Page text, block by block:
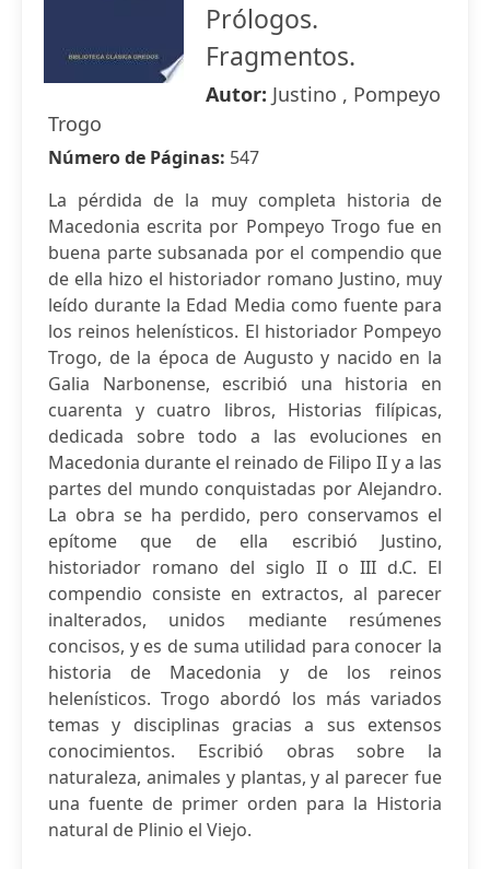
Prólogos.
Fragmentos.
Autor: Justino , Pompeyo
Trogo
Número de Páginas: 547
La pérdida de la muy completa historia de
Macedonia escrita por Pompeyo Trogo fue en
buena parte subsanada por el compendio que
de ella hizo el historiador romano Justino, muy
leído durante la Edad Media como fuente para
los reinos helenísticos. El historiador Pompeyo
Trogo, de la época de Augusto y nacido en la
Galia Narbonense, escribió una historia en
cuarenta y cuatro libros, Historias filípicas,
dedicada sobre todo a las evoluciones en
Macedonia durante el reinado de Filipo II y a las
partes del mundo conquistadas por Alejandro.
La obra se ha perdido, pero conservamos el
epítome que de ella escribió Justino,
historiador romano del siglo II o III d.C. El
compendio consiste en extractos, al parecer
inalterados, unidos mediante resúmenes
concisos, y es de suma utilidad para conocer la
historia de Macedonia y de los reinos
helenísticos. Trogo abordó los más variados
temas y disciplinas gracias a sus extensos
conocimientos. Escribió obras sobre la
naturaleza, animales y plantas, y al parecer fue
una fuente de primer orden para la Historia
natural de Plinio el Viejo.